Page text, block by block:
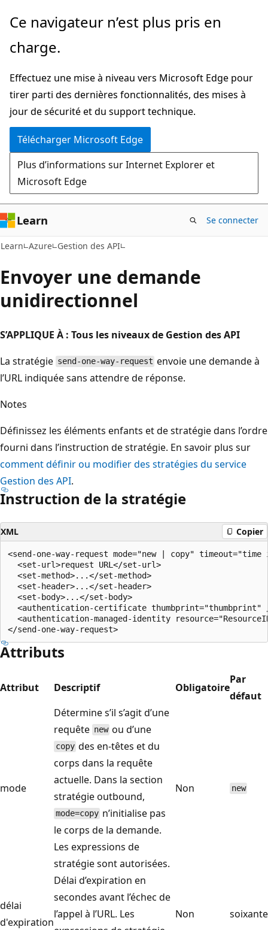
Passer
directement
au
principal
Ce navigateur n’est plus pris en
charge.
Effectuez une mise à niveau vers Microsoft Edge pour
tirer parti des dernières fonctionnalités, des mises à
jour de sécurité et du support technique.
Télécharger Microsoft Edge
Plus d’informations sur Internet Explorer et
Microsoft Edge
Learn Se connecter
Learn Azure Gestion des API
Envoyer une demande
unidirectionnel
S’APPLIQUE À : Tous les niveaux de Gestion des API
La stratégie send-one-way-request envoie une demande à
l’URL indiquée sans attendre de réponse.
Notes
Définissez les éléments enfants et de stratégie dans l’ordre
fourni dans l’instruction de stratégie. En savoir plus sur
comment définir ou modifier des stratégies du service
Gestion des API.
Instruction de la stratégie
XML Copier
<send-one-way-request mode="new | copy" timeout="time
  <set-url>request URL</set-url>
  <set-method>...</set-method>
  <set-header>...</set-header>
  <set-body>...</set-body>
<authentication-certificate thumbprint="thumbprint"
<authentication-managed-identity
Attributs
Attribut Descriptif Obligatoire
Par
défaut
mode
Détermine s’il s’agit d’une
requête new ou d’une
copy des en-têtes et du
corps dans la requête
actuelle. Dans la section
stratégie outbound,
mode=copy n’initialise pas
le corps de la demande.
Les expressions de
stratégie sont autorisées.
Non new
délai
d'expiration
Délai d’expiration en
secondes avant l’échec de
l’appel à l’URL. Les
Non soixante